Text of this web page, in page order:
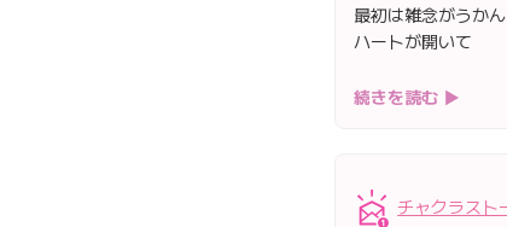
最初は雑念がうか
ハートが開いて
続きを読む ▶
チャクラスト